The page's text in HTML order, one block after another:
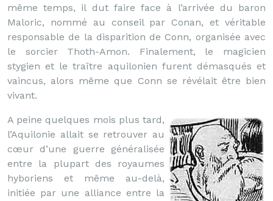
même temps, il dut faire face à l’arrivée du baron
Maloric, nommé au conseil par Conan, et véritable
responsable de la disparition de Conn, organisée avec
le sorcier Thoth-Amon. Finalement, le magicien
stygien et le traître aquilonien furent démasqués et
vaincus, alors même que Conn se révélait être bien
vivant.
A peine quelques mois plus tard,
l’Aquilonie allait se retrouver au
cœur d’une guerre généralisée
entre la plupart des royaumes
hyboriens et même au-delà,
initiée par une alliance entre la